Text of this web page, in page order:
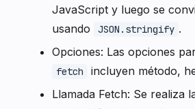
JavaScript y luego se
usando
JSON.stringify .
Opciones: Las opciones
fetch
incluyen método,
Llamada Fetch: Se realiza